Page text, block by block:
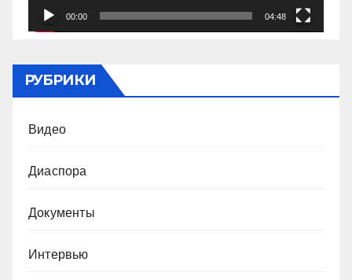
00:00 04:48
РУБРИКИ
Видео
Диаспора
Документы
Интервью